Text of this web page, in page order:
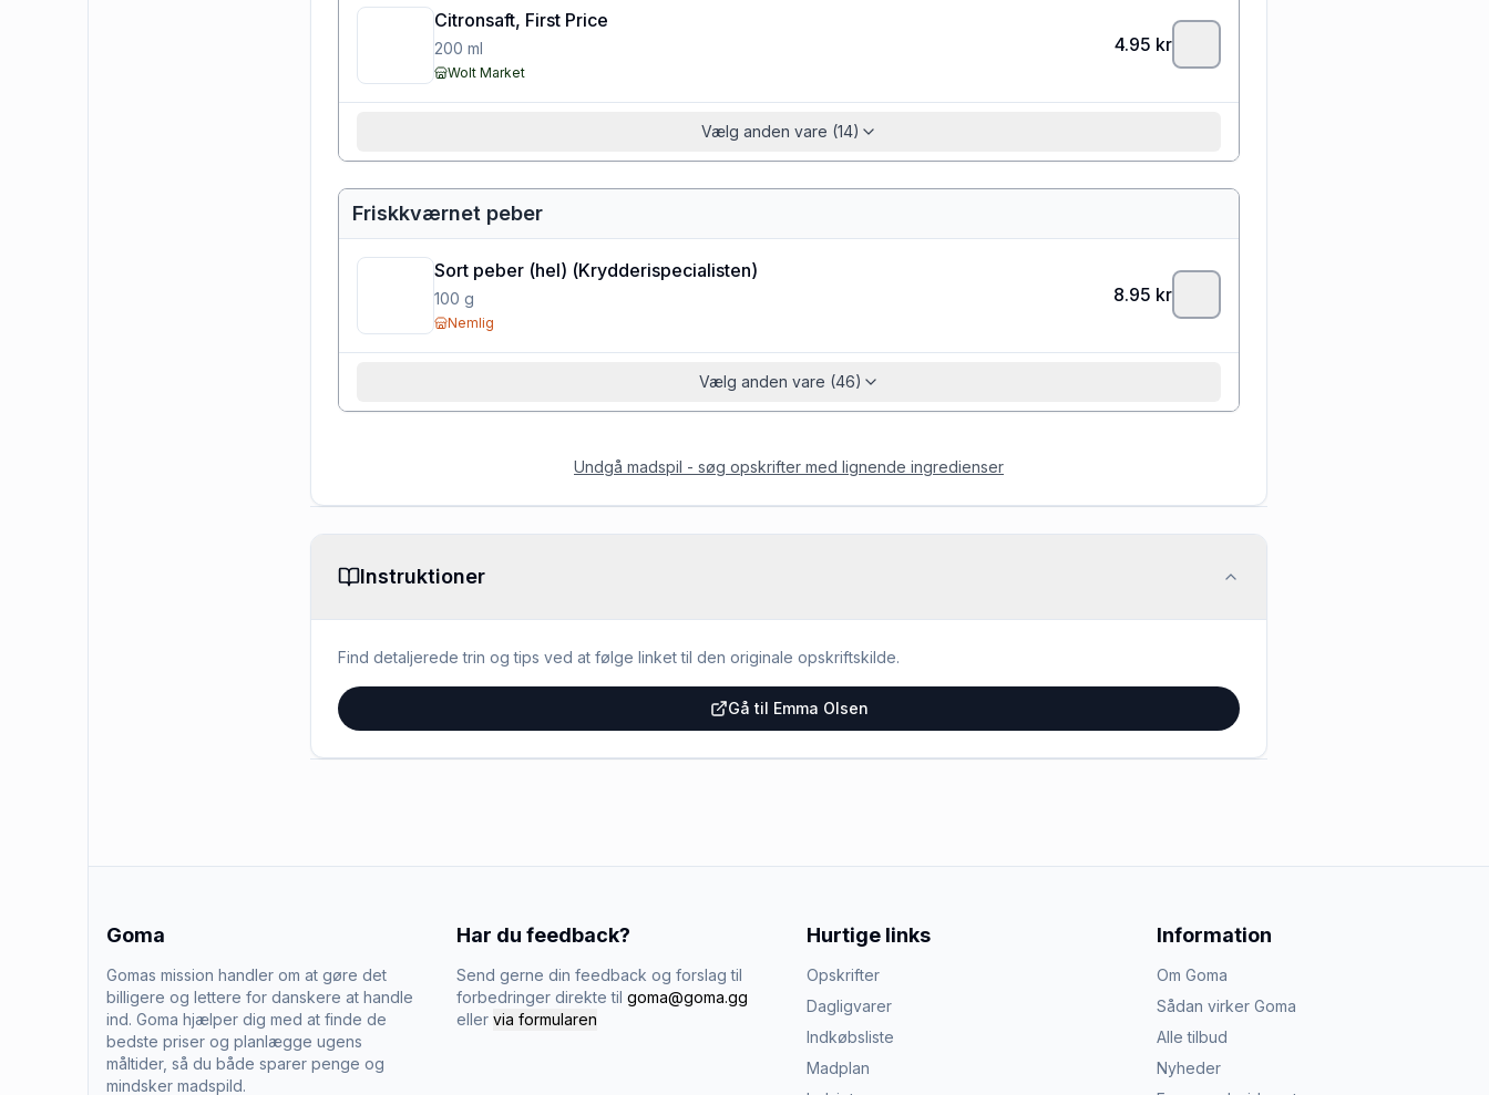
Citronsaft, First Price
200 ml
Wolt Market
4.95 kr
Vælg anden vare (14)
Friskkværnet peber
Sort peber (hel) (Krydderispecialisten)
100 g
Nemlig
8.95 kr
Vælg anden vare (46)
Undgå madspil - søg opskrifter med lignende ingredienser
Instruktioner
Find detaljerede trin og tips ved at følge linket til den originale opskriftskilde.
Gå til Emma Olsen
Goma
Gomas mission handler om at gøre det
billigere og lettere for danskere at handle
ind. Goma hjælper dig med at finde de
bedste priser og planlægge ugens
måltider, så du både sparer penge og
mindsker madspild.
Har du feedback?
Send gerne din feedback og forslag til
forbedringer direkte til goma@goma.gg
eller via formularen
Hurtige links
Opskrifter
Dagligvarer
Indkøbsliste
Madplan
Information
Om Goma
Sådan virker Goma
Alle tilbud
Nyheder